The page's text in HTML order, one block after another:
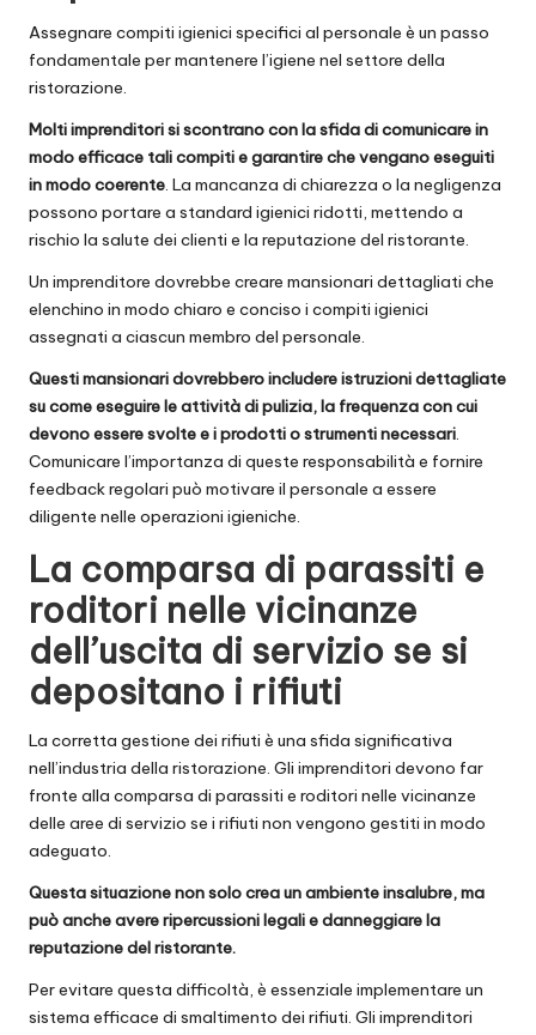
Assegnare compiti igienici specifici al personale è un passo
fondamentale per mantenere l’igiene nel settore della
ristorazione.
Molti imprenditori si scontrano con la sfida di comunicare in
modo efficace tali compiti e garantire che vengano eseguiti
in modo coerente. La mancanza di chiarezza o la negligenza
possono portare a standard igienici ridotti, mettendo a
rischio la salute dei clienti e la reputazione del ristorante.
Un imprenditore dovrebbe creare mansionari dettagliati che
elenchino in modo chiaro e conciso i compiti igienici
assegnati a ciascun membro del personale.
Questi mansionari dovrebbero includere istruzioni dettagliate
su come eseguire le attività di pulizia, la frequenza con cui
devono essere svolte e i prodotti o strumenti necessari.
Comunicare l’importanza di queste responsabilità e fornire
feedback regolari può motivare il personale a essere
diligente nelle operazioni igieniche.
La comparsa di parassiti e
roditori nelle vicinanze
dell’uscita di servizio se si
depositano i rifiuti
La corretta gestione dei rifiuti è una sfida significativa
nell’industria della ristorazione. Gli imprenditori devono far
fronte alla comparsa di parassiti e roditori nelle vicinanze
delle aree di servizio se i rifiuti non vengono gestiti in modo
adeguato.
Questa situazione non solo crea un ambiente insalubre, ma
può anche avere ripercussioni legali e danneggiare la
reputazione del ristorante.
Per evitare questa difficoltà, è essenziale implementare un
sistema efficace di smaltimento dei rifiuti. Gli imprenditori